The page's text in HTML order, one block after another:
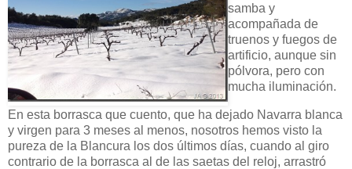
samba y
acompañada de
truenos y fuegos de
artificio, aunque sin
pólvora, pero con
mucha iluminación.
En esta borrasca que cuento, que ha dejado Navarra blanca
y virgen para 3 meses al menos, nosotros hemos visto la
pureza de la Blancura los dos últimos días, cuando al giro
contrario de la borrasca al de las saetas del reloj, arrastró